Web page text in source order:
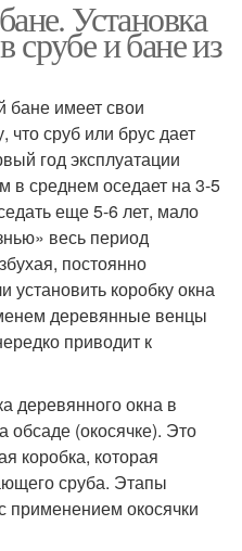
Установка
срубе и бане из
бане имеет свои
что сруб или брус дает
год эксплуатации
в среднем оседает на 3-5
еще 5-6 лет, мало
весь период
постоянно
коробку окна
деревянные венцы
приводит к
деревянного окна в
обсаде (окосячке). Это
коробка, которая
сруба. Этапы
применением окосячки